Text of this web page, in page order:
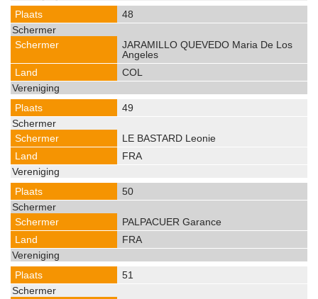
48
JARAMILLO QUEVEDO Maria De Los
Angeles
COL
49
LE BASTARD Leonie
FRA
50
PALPACUER Garance
FRA
51